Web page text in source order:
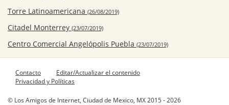
Torre Latinoamericana (26/08/2019)
Citadel Monterrey (23/07/2019)
Centro Comercial Angelópolis Puebla (23/07/2019)
Contacto
Editar/Actualizar el contenido
Privacidad y Políticas
© Los Amigos de Internet, Ciudad de Mexico, MX 2015 - 2026